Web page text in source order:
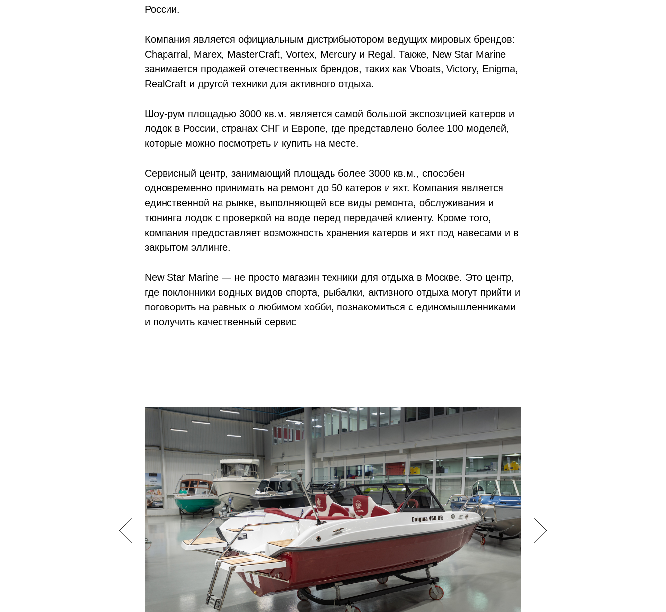
России.
Компания является официальным дистрибьютором ведущих мировых брендов:
Chaparral, Marex, MasterCraft, Vortex, Mercury и Regal. Также, New Star Marine
занимается продажей отечественных брендов, таких как Vboats, Victory, Enigma,
RealCraft и другой техники для активного отдыха.
Шоу-рум площадью 3000 кв.м. является самой большой экспозицией катеров и
лодок в России, странах СНГ и Европе, где представлено более 100 моделей,
которые можно посмотреть и купить на месте.
Сервисный центр, занимающий площадь более 3000 кв.м., способен
одновременно принимать на ремонт до 50 катеров и яхт. Компания является
единственной на рынке, выполняющей все виды ремонта, обслуживания и
тюнинга лодок с проверкой на воде перед передачей клиенту. Кроме того,
компания предоставляет возможность хранения катеров и яхт под навесами и в
закрытом эллинге.
New Star Marine — не просто магазин техники для отдыха в Москве. Это центр,
где поклонники водных видов спорта, рыбалки, активного отдыха могут прийти и
поговорить на равных о любимом хобби, познакомиться с единомышленниками
и получить качественный сервис